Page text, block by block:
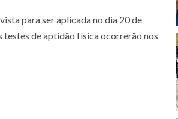
para ser aplicada no dia 20 de
de aptidão física ocorrerão nos